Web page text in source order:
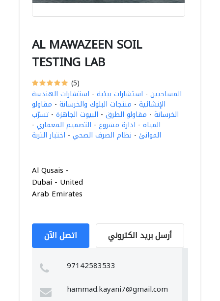
AL MAWAZEEN SOIL
TESTING LAB
(5)
المساحيين - استشارات بيئية - استشارات الهندسة
الإنشائية - منتجات البلوك والخرسانة - مقاولو
الخرسانة - مقاولو الطرق - البيوت الجاهزة - تسرّب
المياه - ادارة مشروع - التصميم المعماري -
الموانئ - نظام الصرف الصحي - اختبار التربة
Al Qusais -
Dubai - United
Arab Emirates
اتصل الآن أرسل بريد الكتروني
97142583533
hammad.kayani7@gmail.com